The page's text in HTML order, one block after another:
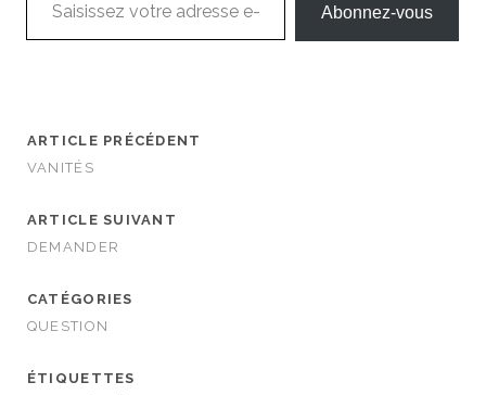
Abonnez-vous
ARTICLE PRÉCÉDENT
VANITÉS
ARTICLE SUIVANT
DEMANDER
CATÉGORIES
QUESTION
ÉTIQUETTES